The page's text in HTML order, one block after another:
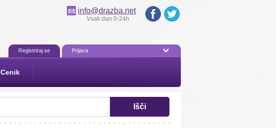
info@drazba.net
Vsak dan 0-24h
Registriraj se Prijava
Cenik
Išči